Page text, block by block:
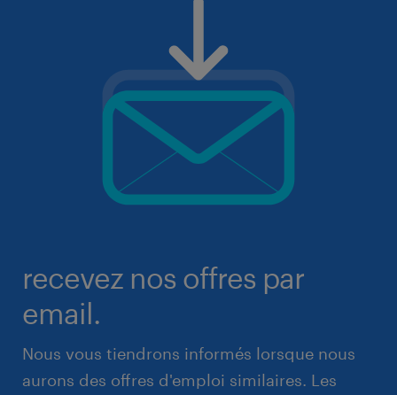
recevez nos offres par
email.
Nous vous tiendrons informés lorsque nous
aurons des offres d'emploi similaires. Les